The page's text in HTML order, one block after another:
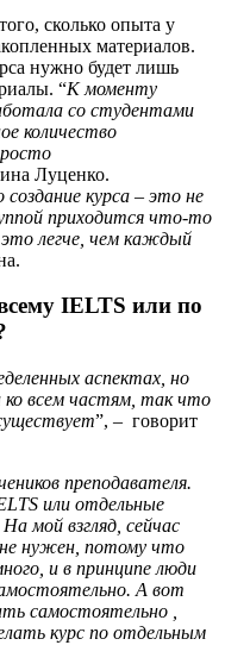
сколько опыта у
материалов.
нужно будет лишь
“К моменту
со студентами
количество
Луценко.
курса – это не
приходится что-то
легче, чем каждый
IELTS или по
аспектах, но
всем частям, так что
”, – говорит
преподавателя.
или отдельные
На мой взгляд, сейчас
нужен, потому что
и в принципе люди
А вот
самостоятельно ,
курс по отдельным